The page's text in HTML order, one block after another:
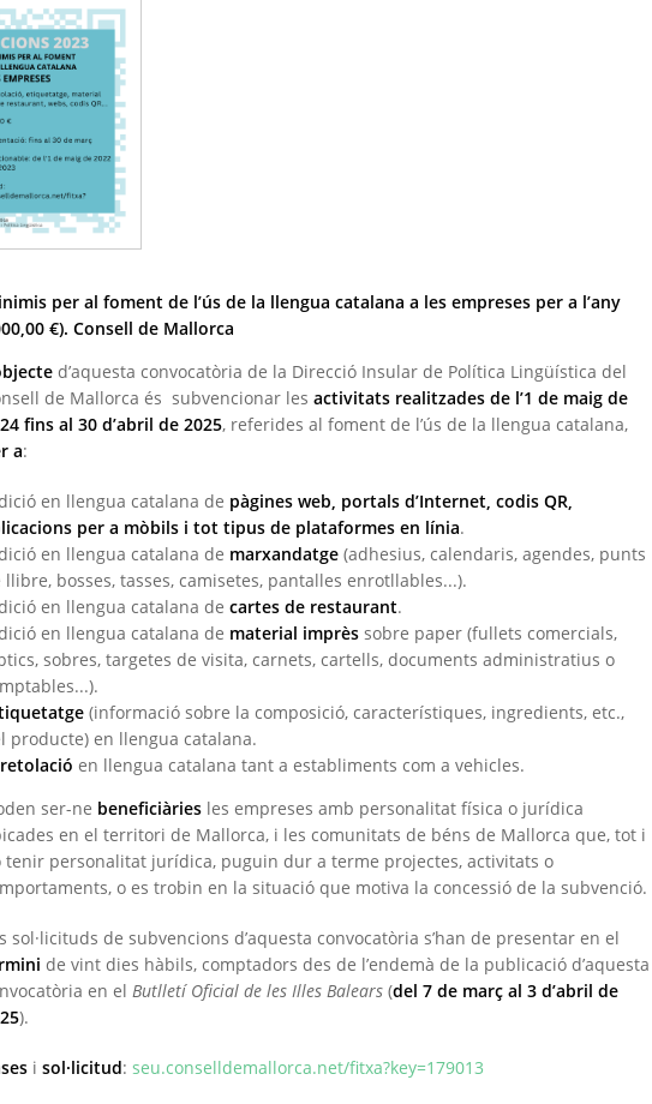
per al foment de l’ús de la llengua catalana a les empreses per a l’any
€). Consell de Mallorca
d’aquesta convocatòria de la Direcció Insular de Política Lingüística del
de Mallorca és subvencionar les activitats realitzades de l’1 de maig de
fins al 30 d’abril de 2025, referides al foment de l’ús de la llengua catalana,
a:
en llengua catalana de pàgines web, portals d’Internet, codis QR,
per a mòbils i tot tipus de plataformes en línia.
en llengua catalana de marxandatge (adhesius, calendaris, agendes, punts
llibre, bosses, tasses, camisetes, pantalles enrotllables...).
en llengua catalana de cartes de restaurant.
en llengua catalana de material imprès sobre paper (fullets comercials,
sobres, targetes de visita, carnets, cartells, documents administratius o
(informació sobre la composició, característiques, ingredients, etc.,
producte) en llengua catalana.
retolació en llengua catalana tant a establiments com a vehicles.
ser-ne beneficiàries les empreses amb personalitat física o jurídica
en el territori de Mallorca, i les comunitats de béns de Mallorca que, tot i
tenir personalitat jurídica, puguin dur a terme projectes, activitats o
o es trobin en la situació que motiva la concessió de la subvenció.
sol·licituds de subvencions d’aquesta convocatòria s’han de presentar en el
de vint dies hàbils, comptadors des de l’endemà de la publicació d’aquesta
en el Butlletí Oficial de les Illes Balears (del 7 de març al 3 d’abril de
).
i sol·licitud: seu.conselldemallorca.net/fitxa?key=179013